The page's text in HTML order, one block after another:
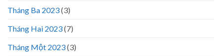
Tháng Ba 2023(3)
Tháng Hai 2023(7)
Tháng Một 2023(3)